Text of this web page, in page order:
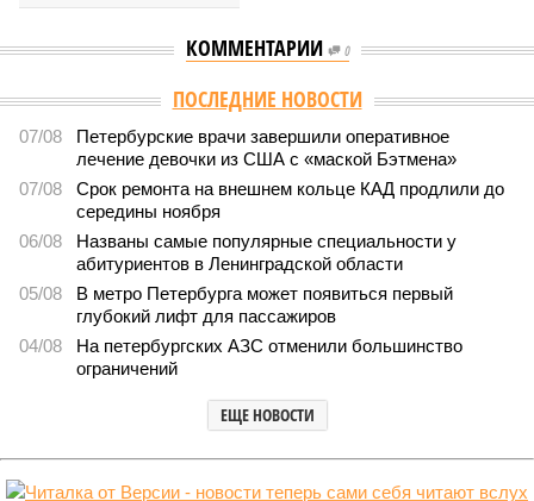
КОММЕНТАРИИ 0
ПОСЛЕДНИЕ НОВОСТИ
07/08
Петербурские врачи завершили оперативное
лечение девочки из США с «маской Бэтмена»
07/08
Срок ремонта на внешнем кольце КАД продлили до
середины ноября
06/08
Названы самые популярные специальности у
абитуриентов в Ленинградской области
05/08
В метро Петербурга может появиться первый
глубокий лифт для пассажиров
04/08
На петербургских АЗС отменили большинство
ограничений
ЕЩЕ НОВОСТИ